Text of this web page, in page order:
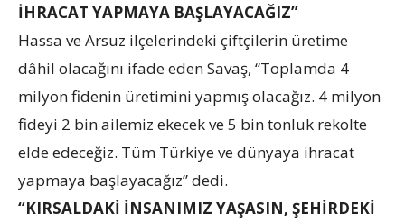
İHRACAT YAPMAYA BAŞLAYACAĞIZ”
Hassa ve Arsuz ilçelerindeki çiftçilerin üretime
dâhil olacağını ifade eden Savaş, “Toplamda 4
milyon fidenin üretimini yapmış olacağız. 4 milyon
fideyi 2 bin ailemiz ekecek ve 5 bin tonluk rekolte
elde edeceğiz. Tüm Türkiye ve dünyaya ihracat
yapmaya başlayacağız” dedi.
“KIRSALDAKİ İNSANIMIZ YAŞASIN, ŞEHİRDEKİ